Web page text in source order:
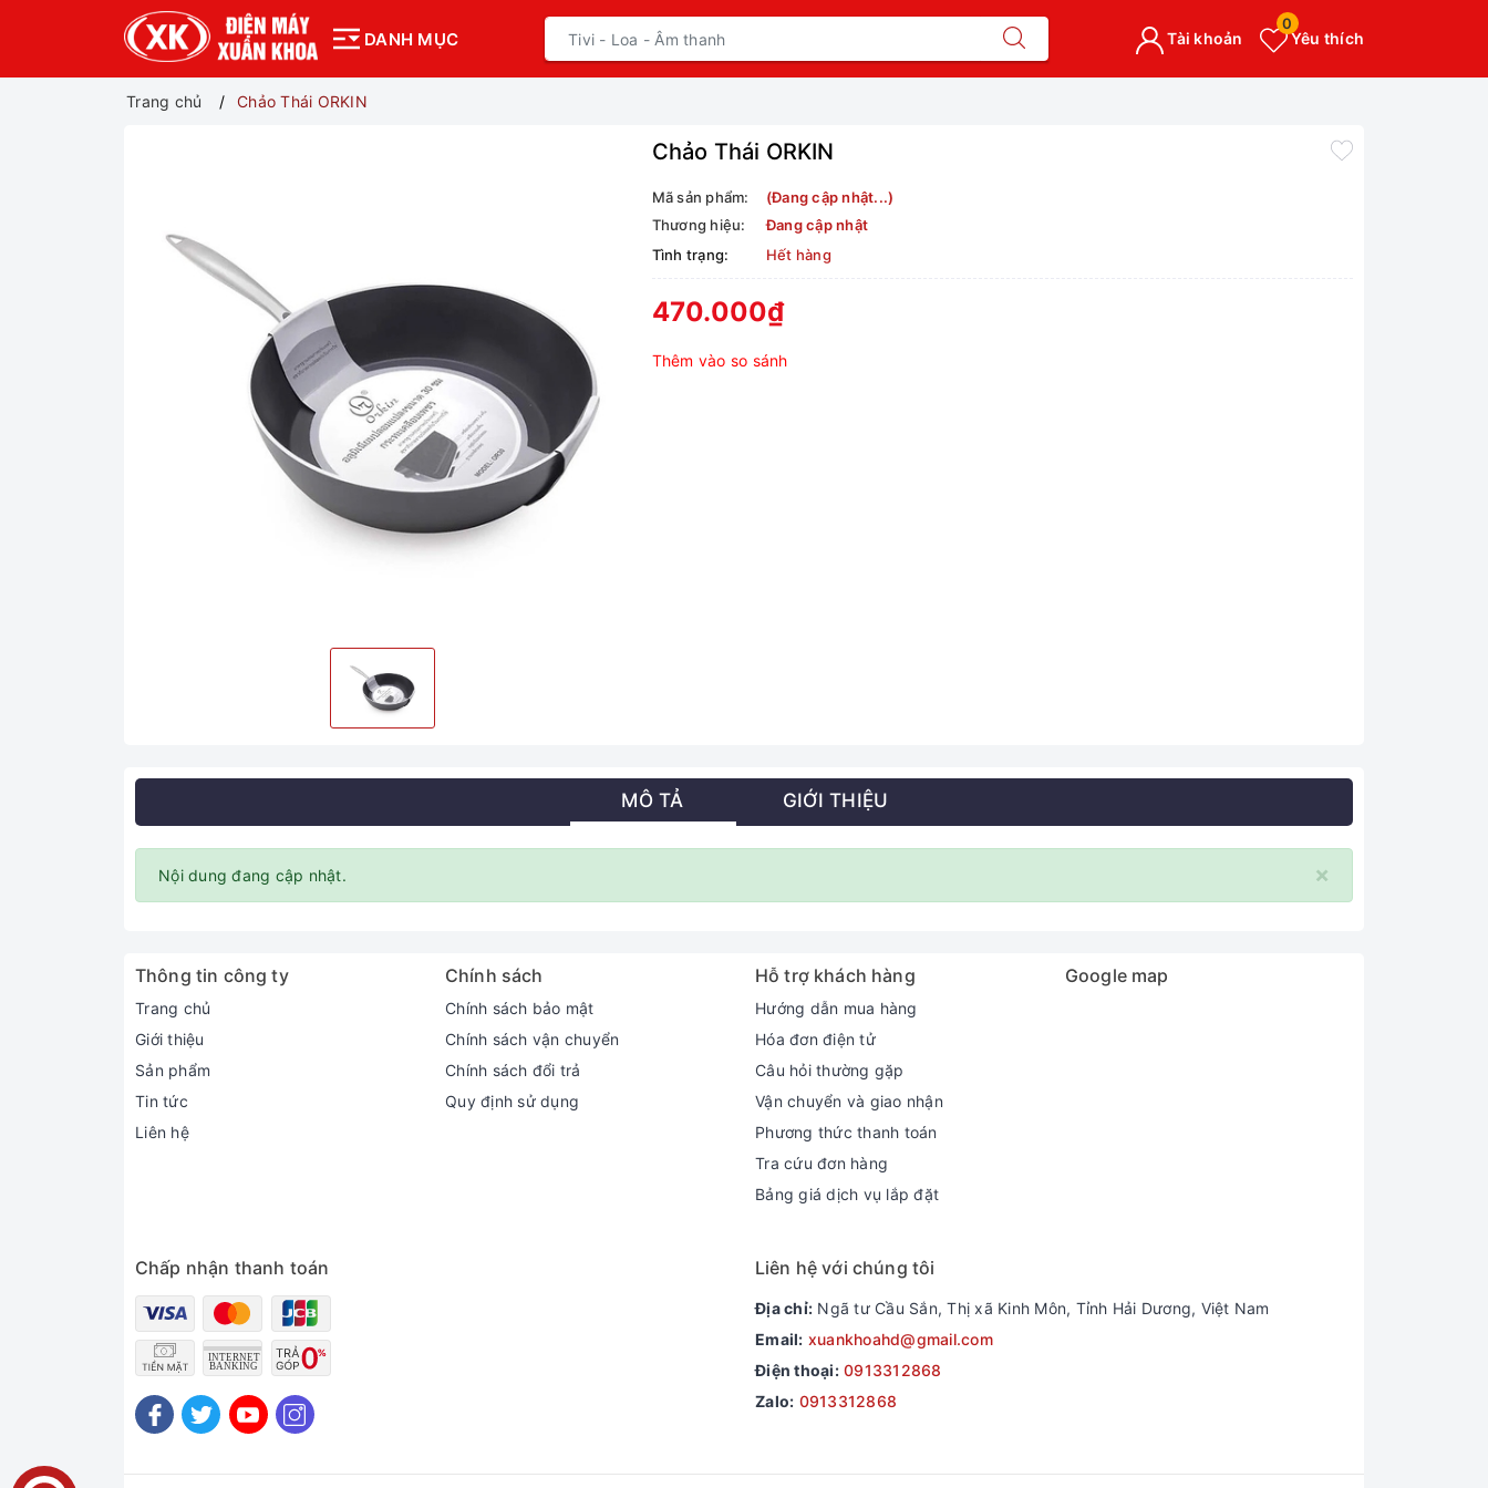
DANH MỤC Yêu thích
0
Tài khoản
Trang chủ Chảo Thái ORKIN
Chảo Thái ORKIN
Mã sản phẩm:
(Đang cập nhật...)
Thương hiệu:
Đang cập nhật
Tình trạng:
Hết hàng
470.000₫
Thêm vào so sánh
MÔ TẢ GIỚI THIỆU
×
Nội dung đang cập nhật.
Thông tin công ty
Trang chủ
Giới thiệu
Sản phẩm
Tin tức
Liên hệ
Chính sách
Chính sách bảo mật
Chính sách vận chuyển
Chính sách đổi trả
Quy định sử dụng
Hỗ trợ khách hàng
Hướng dẫn mua hàng
Hóa đơn điện tử
Câu hỏi thường gặp
Vận chuyển và giao nhận
Phương thức thanh toán
Tra cứu đơn hàng
Bảng giá dịch vụ lắp đặt
Google map
Chấp nhận thanh toán Liên hệ với chúng tôi
Địa chỉ: Ngã tư Cầu Sắn, Thị xã Kinh Môn, Tỉnh Hải Dương, Việt Nam
Email: xuankhoahd@gmail.com
Điện thoại: 0913312868
Zalo: 0913312868